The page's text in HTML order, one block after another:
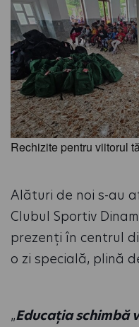
Rechizite pentru viitorul
Alături de noi s-au
Clubul Sportiv
prezenți în centrul
o zi specială, plină
„Educația schimbă